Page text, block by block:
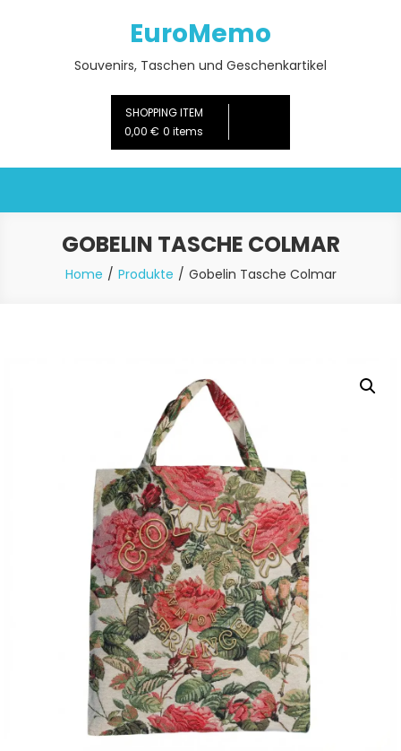
EuroMemo
Souvenirs, Taschen und Geschenkartikel
SHOPPING ITEM
0,00 € 0 items
GOBELIN TASCHE COLMAR
Home Produkte Gobelin Tasche Colmar